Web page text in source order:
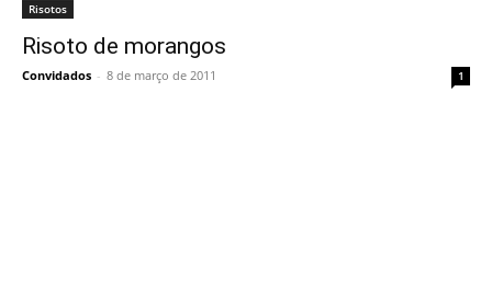
Risotos
Risoto de morangos
Convidados - 8 de março de 2011 1